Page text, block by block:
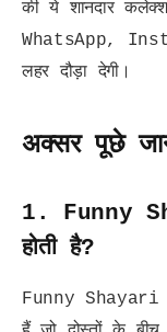
की ये शानदार
WhatsApp,
लहर दौड़ा देगी।
अक्सर पूछे
1. Funny
होती है?
Funny Shayari